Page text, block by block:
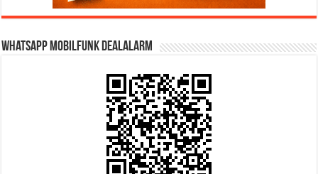
WhatsApp Mobilfunk DealAlarm